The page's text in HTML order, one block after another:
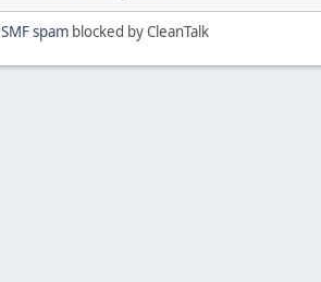
SMF spamblocked by CleanTalk